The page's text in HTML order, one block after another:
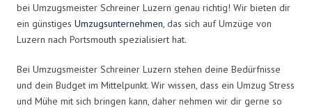
bei Umzugsmeister Schreiner Luzern genau richtig! Wir bieten dir
ein günstiges Umzugsunternehmen, das sich auf Umzüge von
Luzern nach Portsmouth spezialisiert hat.
Bei Umzugsmeister Schreiner Luzern stehen deine Bedürfnisse
und dein Budget im Mittelpunkt. Wir wissen, dass ein Umzug Stress
und Mühe mit sich bringen kann, daher nehmen wir dir gerne so